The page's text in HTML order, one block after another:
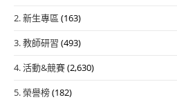
2. 新生專區 (163)
3. 教師研習 (493)
4. 活動&競賽(2,630)
5. 榮譽榜(182)